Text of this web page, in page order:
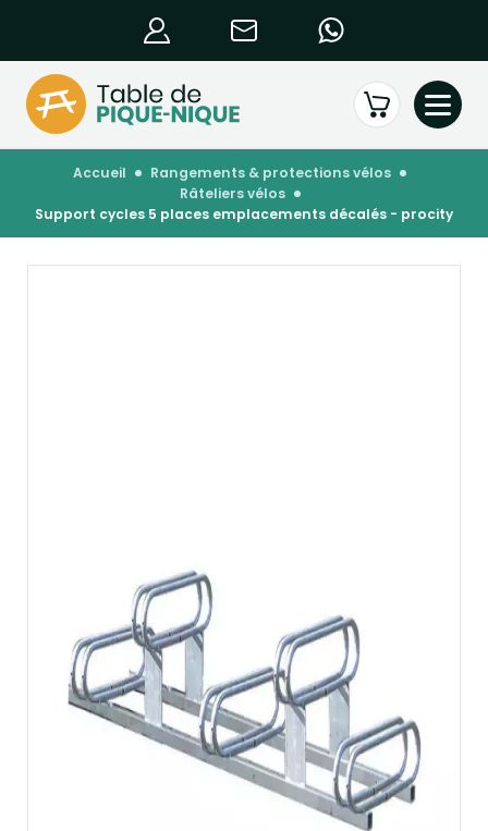
accueil
rangements & protections vélos
râteliers vélos
support cycles 5 places emplacements décalés - procity